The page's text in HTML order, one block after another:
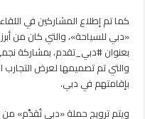
كما تم إطلاع المشاركين في
«دبي للسياحة»، والتي كان من
بعنوان #دبي_تقدم، بمشاركة
والتي تم تصميمها لعرض التجارب
بإقامتهم في دبي.